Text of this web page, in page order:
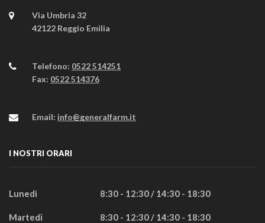
Via Umbria 32
42122 Reggio Emilia
Telefono: 0522 514251
Fax: 0522 514376
Email: info@generalfarm.it
I NOSTRI ORARI
Lunedì 8:30 - 12:30 / 14:30 - 18:30
Martedì 8:30 - 12:30 / 14:30 - 18:30